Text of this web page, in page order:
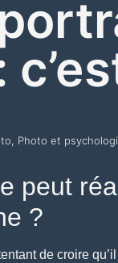
, Photo et
peut
?
de croire